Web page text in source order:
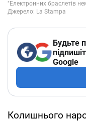
Будьте
Google
Колишнього